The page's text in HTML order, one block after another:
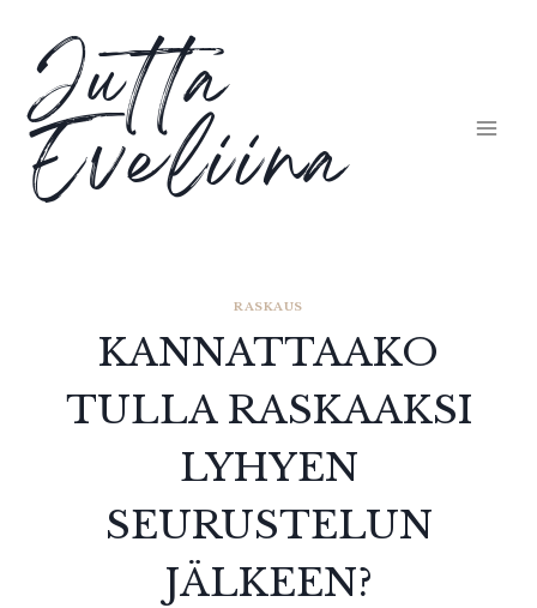
sisältöön
Jutta
Eveliina
RASKAUS
KANNATTAAKO
TULLA RASKAAKSI
LYHYEN
SEURUSTELUN
JÄLKEEN?